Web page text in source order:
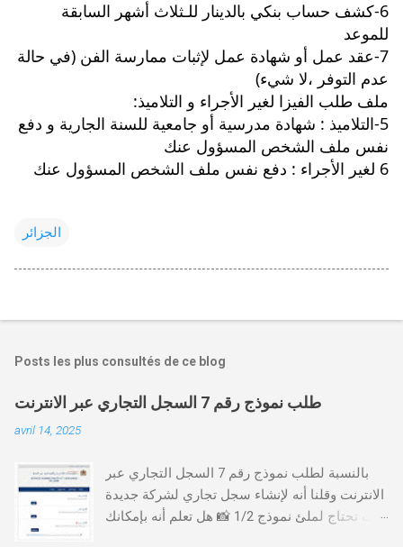
للموعد
عدم التوفر ،لا شيء)
ملف طلب الفيزا لغير الأجراء و التلاميذ:
نفس ملف الشخص المسؤول عنك
6 لغير الأجراء : دفع نفس ملف الشخص المسؤول عنك
الجزائر
Posts les plus consultés de ce blog
طلب نموذج رقم 7 السجل التجاري عبر الانترنت
avril 14, 2025
بالنسبة لطلب نموذج رقم 7 السجل التجاري عبر
الانترنت وقلنا أنه لإنشاء سجل تجاري لشركة جديدة
أنت تحتاج لملئ نموذج 1/2 📸 هل تعلم أنه بإمكانك